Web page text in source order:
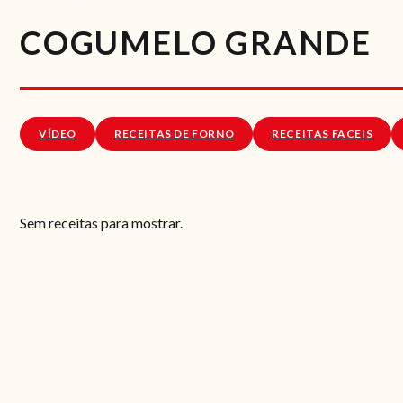
COGUMELO GRANDE
VÍDEO RECEITAS DE FORNO RECEITAS FACEIS
Sem receitas para mostrar.